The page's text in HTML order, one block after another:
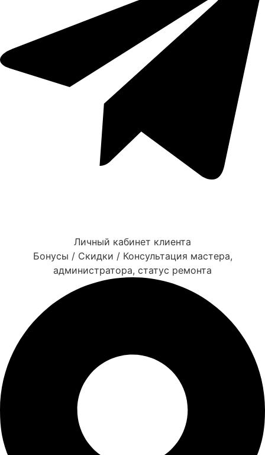
Личный кабинет клиента
Бонусы / Скидки / Консультация мастера,
администратора, статус ремонта